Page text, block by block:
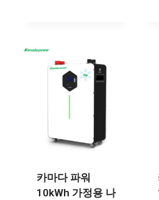
카마다 파워
10kWh 가정용 나